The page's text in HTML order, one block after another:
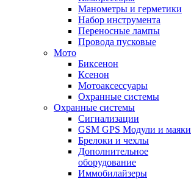
Манометры и герметики
Набор инструмента
Переносные лампы
Провода пусковые
Мото
Биксенон
Ксенон
Мотоаксессуары
Охранные системы
Охранные системы
Сигнализации
GSM GPS Модули и маяки
Брелоки и чехлы
Дополнительное
оборудование
Иммобилайзеры